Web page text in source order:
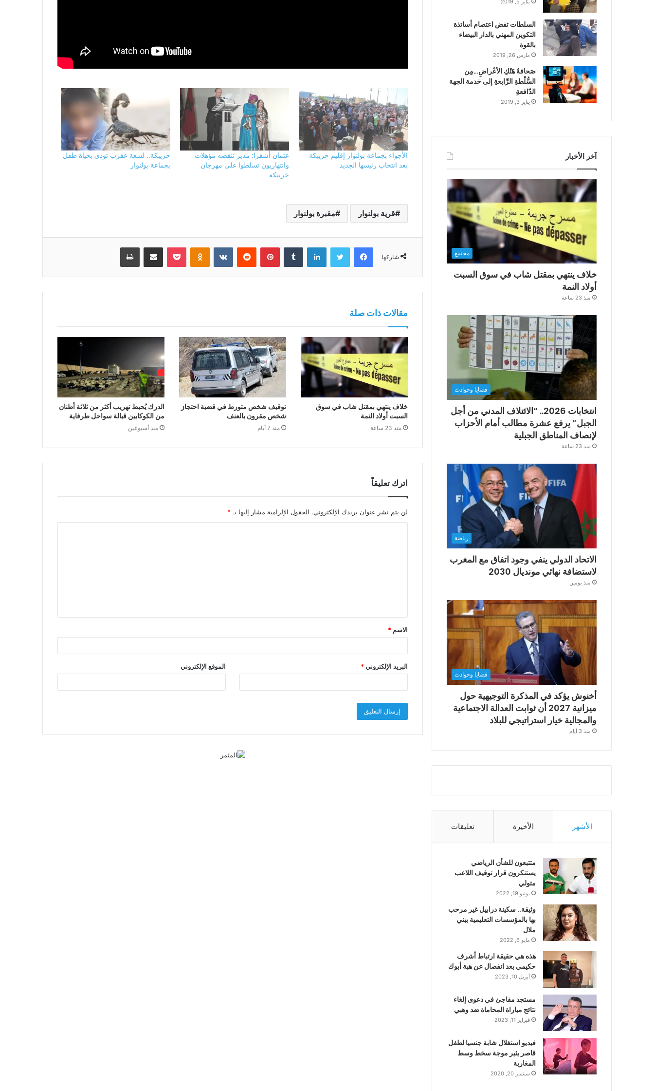
الأجواء بجماعة بولنوار إقليم خريبكة
بعد انتخاب رئيسها الجديد
عثمان أشقرا: مدير تنقصه مؤهلات
وانتهازيون تسلطوا على مهرجان
خريبكة
خريبكة.. لسعة عقرب تودي بحياة طفل
بجماعة بولنوار
قرية بولنوار مقبرة بولنوار
شاركها
فيسبوك تويتر لينكدإن بينتيريست Odnoklassniki
بوكيت مشاركة عبر البريد طباعة
مقالات ذات صلة
خلاف ينتهي بمقتل شاب في سوق
السبت أولاد النمة
منذ 23 ساعة
توقيف شخص متورط في قضية احتجاز
شخص مقرون بالعنف
منذ 7 أيام
الدرك يُحبط تهريب أكثر من ثلاثة أطنان
من الكوكايين قبالة سواحل طرفاية
منذ أسبوعين
اترك تعليقاً
لن يتم نشر عنوان بريدك الإلكتروني. الحقول الإلزامية مشار إليها بـ *
ق
*
الاسم *
البريد الإلكتروني* الموقع الإلكتروني
السلطات تفض اعتصام أساتذة
التكوين المهني بالدار البيضاء
بالقوة
مارس 26, 2019
صَحافةُ هَتْكِ الأعْراضِ…مِن
السُّلْطةِ الرِّابعةِ إلى خدمة الجهة
الدّافعةِ
يناير 3, 2019
آخر الأخبار
مجتمع
خلاف ينتهي بمقتل شاب في سوق السبت
أولاد النمة
منذ 23 ساعة
قضايا وحوادث
انتخابات 2026.. “الائتلاف المدني من أجل
الجبل” يرفع عشرة مطالب أمام الأحزاب
لإنصاف المناطق الجبلية
منذ 23 ساعة
رياضة
الاتحاد الدولي ينفي وجود اتفاق مع المغرب
لاستضافة نهائي مونديال 2030
منذ يومين
قضايا وحوادث
أخنوش يؤكد في المذكرة التوجيهية حول
ميزانية 2027 أن ثوابت العدالة الاجتماعية
والمجالية خيار استراتيجي للبلاد
منذ 3 أيام
الأشهر الأخيرة تعليقات
متتبعون للشأن الرياضي
يستنكرون قرار توقيف اللاعب
متولي
يونيو 19, 2022
وثيقة.. سكينة درابيل غير مرحب
بها بالمؤسسات التعليمية ببني
ملال
مايو 6, 2022
هذه هي حقيقة ارتباط أشرف
حكيمي بعد انفصال عن هبة أبوك
أبريل 10, 2023
مستجد مفاجئ في دعوى إلغاء
نتائج مباراة المحاماة ضد وهبي
فبراير 11, 2023
فيديو استغلال شابة جنسيا لطفل
قاصر يثير موجة سخط وسط
المغاربة
سبتمبر 20, 2020